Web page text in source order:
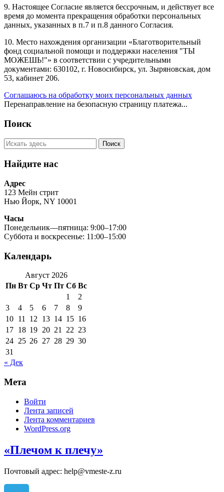
9. Настоящее Согласие является бессрочным, и действует все
время до момента прекращения обработки персональных
данных, указанных в п.7 и п.8 данного Согласия.
10. Место нахождения организации «Благотворительный
фонд социальной помощи и поддержки населения "ТЫ
МОЖЕШЬ!"» в соответствии с учредительными
документами: 630102, г. Новосибирск, ул. Зыряновская, дом
53, кабинет 206.
Соглашаюсь на обработку моих персональных данных
Перенаправление на безопасную страницу платежа...
Поиск
Найдите нас
Адрес
123 Мейн стрит
Нью Йорк, NY 10001
Часы
Понедельник—пятница: 9:00–17:00
Суббота и воскресенье: 11:00–15:00
Календарь
Август 2026
Пн Вт Ср Чт Пт Сб Вс
1
2
3
4 5 6 7 8
9
10 11 12 13 14 15 16
17 18 19 20 21 22 23
24 25 26 27 28 29 30
31
« Дек
Мета
Войти
Лента записей
Лента комментариев
WordPress.org
«Плечом к плечу»
Почтовый адрес: help@vmeste-z.ru